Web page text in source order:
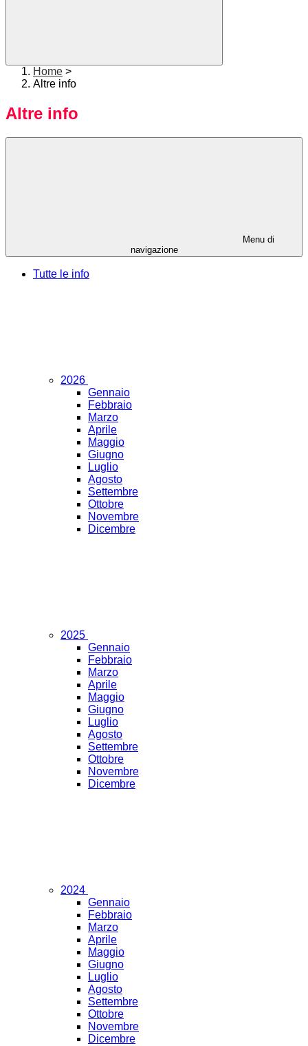
Home >
Altre info
Altre info
Menu di
navigazione
Tutte le info
2026
Gennaio
Febbraio
Marzo
Aprile
Maggio
Giugno
Luglio
Agosto
Settembre
Ottobre
Novembre
Dicembre
2025
Gennaio
Febbraio
Marzo
Aprile
Maggio
Giugno
Luglio
Agosto
Settembre
Ottobre
Novembre
Dicembre
2024
Gennaio
Febbraio
Marzo
Aprile
Maggio
Giugno
Luglio
Agosto
Settembre
Ottobre
Novembre
Dicembre